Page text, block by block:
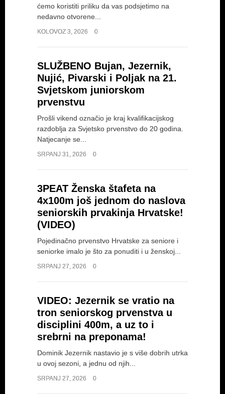
ćemo koristiti priliku da vas podsjetimo na
nedavno otvorene...
KOLOVOZ 3, 2026 0
SLUŽBENO Bujan, Jezernik,
Nujić, Pivarski i Poljak na 21.
Svjetskom juniorskom
prvenstvu
Prošli vikend označio je kraj kvalifikacijskog
razdoblja za Svjetsko prvenstvo do 20 godina.
Natjecanje se...
SRPANJ 31, 2026 0
3PEAT Ženska štafeta na
4x100m još jednom do naslova
seniorskih prvakinja Hrvatske!
(VIDEO)
Pojedinačno prvenstvo Hrvatske za seniore i
seniorke imalo je što za ponuditi i u ženskoj...
SRPANJ 27, 2026 0
VIDEO: Jezernik se vratio na
tron seniorskog prvenstva u
disciplini 400m, a uz to i
srebrni na preponama!
Dominik Jezernik nastavio je s više dobrih utrka
u ovoj sezoni, a jednu od njih...
SRPANJ 27, 2026 0